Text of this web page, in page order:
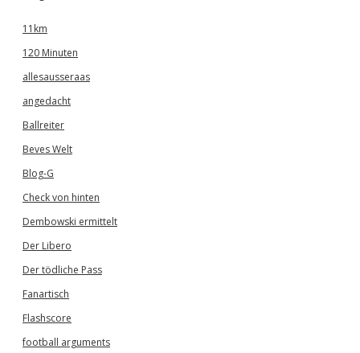
11km
120 Minuten
allesausseraas
angedacht
Ballreiter
Beves Welt
Blog-G
Check von hinten
Dembowski ermittelt
Der Libero
Der tödliche Pass
Fanartisch
Flashscore
football arguments